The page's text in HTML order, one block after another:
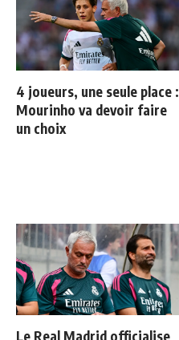
4 joueurs, une seule place :
Mourinho va devoir faire
un choix
Le Real Madrid officialise